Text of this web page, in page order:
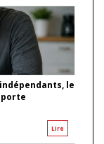
le
porte
Lire